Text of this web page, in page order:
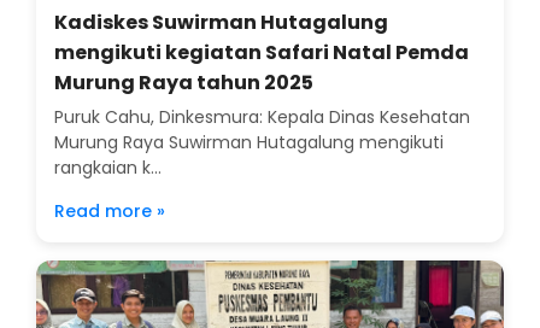
Kadiskes Suwirman Hutagalung
mengikuti kegiatan Safari Natal Pemda
Murung Raya tahun 2025
Puruk Cahu, Dinkesmura: Kepala Dinas Kesehatan
Murung Raya Suwirman Hutagalung mengikuti
rangkaian k...
Read more »